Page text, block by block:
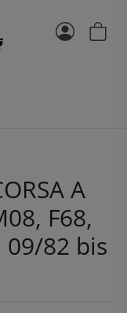
A
F68,
09/82 bis